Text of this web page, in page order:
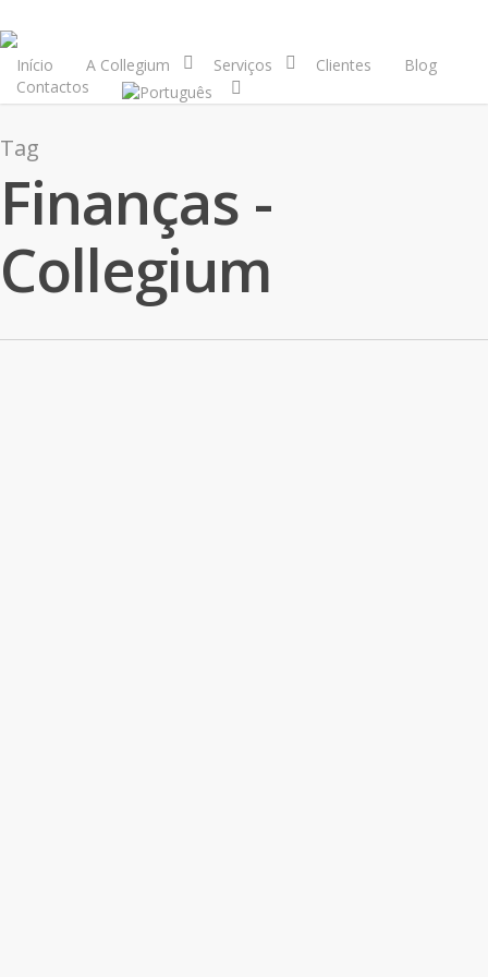
Início A Collegium Serviços Clientes
Blog
Contactos
Tag
Finanças -
Collegium